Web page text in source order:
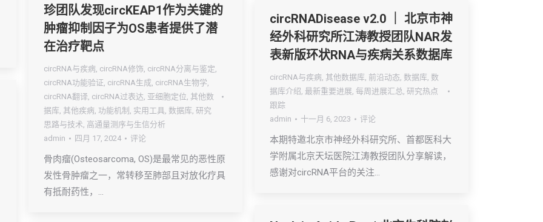
珍团队发现circKEAP1作为关键的
肿瘤抑制因子为OS患者提供了潜
在治疗靶点
circRNA与疾病, circRNA修饰, circRNA分离与鉴定,
circRNA功能验证, circRNA生成, circRNA生物学,
circRNA翻译, circRNA过表达, 亚细胞定位, 其他数
据库, 其他疾病, 功能机制 , 实用工具, 数据库, 研究
思路与技术, 高通量测序与生信分析
admin
四月 17, 2024 评论
骨肉瘤(Osteosarcoma, OS)是最常见的恶性原
发性骨肿瘤之一，常转移至肺部且对放化疗具
有抵耐药性，…
circRNADisease v2.0 ｜ 北京市神
经外科研究所江涛教授团队NAR发
表新版环状RNA与疾病关系数据库
circRNA与疾病, 其他数据库, 前沿动态, 数据库, 数
据库介绍, 最新重要进展, 每周进展汇总, 研究热点
跟踪
admin
十一月 6, 2023 评论
本期特邀北京市神经外科研究所、首都医科大
学附属北京天坛医院江涛教授团队分享解读，
感谢对circRNA平台的关注…